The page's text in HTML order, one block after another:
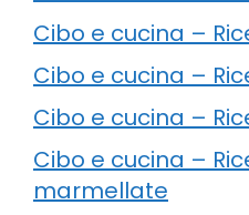
Cibo e cucina –
Cibo e cucina –
Cibo e cucina –
Cibo e cucina –
marmellate